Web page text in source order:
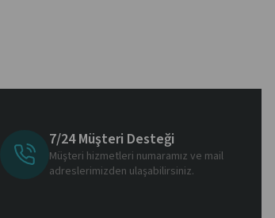
7/24 Müşteri Desteği
Müşteri hizmetleri numaramız ve mail
adreslerimizden ulaşabilirsiniz.